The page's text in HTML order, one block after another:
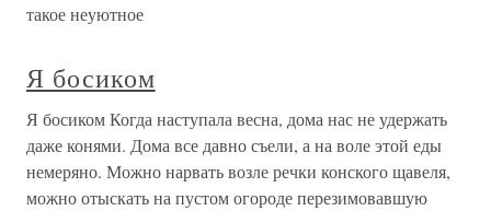
такое неуютное
Я босиком
Я босиком Когда наступала весна, дома нас не удержать
даже конями. Дома все давно съели, а на воле этой еды
немеряно. Можно нарвать возле речки конского щавеля,
можно отыскать на пустом огороде перезимовавшую